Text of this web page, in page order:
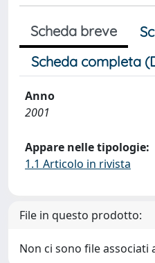
Scheda breve
Scheda completa
Anno
2001
Appare nelle tipologie:
1.1 Articolo in rivista
File in questo prodotto:
Non ci sono file